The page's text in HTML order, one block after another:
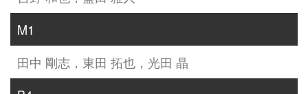
M1
田中 剛志，東田 拓也，光田 晶